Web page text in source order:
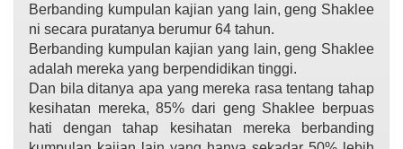
Berbanding kumpulan kajian yang lain, geng Shaklee
ni secara puratanya berumur 64 tahun.
Berbanding kumpulan kajian yang lain, geng Shaklee
adalah mereka yang berpendidikan tinggi.
Dan bila ditanya apa yang mereka rasa tentang tahap
kesihatan mereka, 85% dari geng Shaklee berpuas
hati dengan tahap kesihatan mereka berbanding